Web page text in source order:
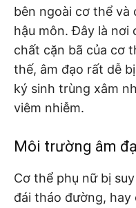
bên ngoài cơ thể
hậu môn. Đây là nơi
chất cặn bã của cơ
thế, âm đạo rất dễ
ký sinh trùng xâm
viêm nhiễm.
Môi trường âm
Cơ thể phụ nữ bị
đái tháo đường,